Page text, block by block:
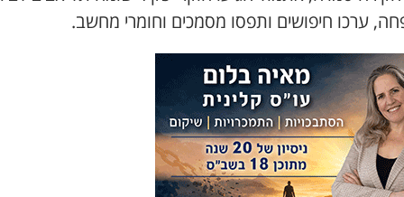
ערכו חיפושים ותפסו מסמכים וחומרי מחשב.